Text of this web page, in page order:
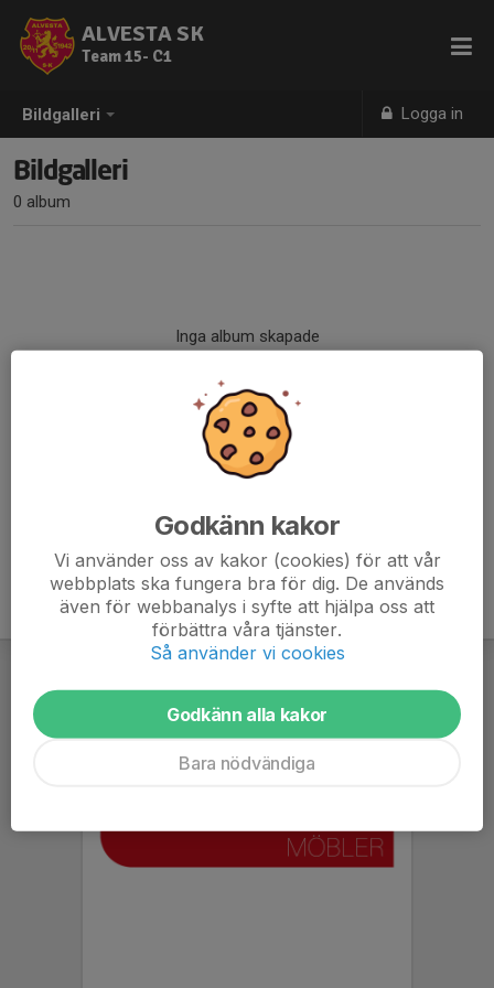
Bildgalleri Logga in
ALVESTA SK
Team 15- C1
Bildgalleri
0 album
Inga album skapade
Godkänn kakor
Vi använder oss av kakor (cookies) för att vår
webbplats ska fungera bra för dig. De används
även för webbanalys i syfte att hjälpa oss att
förbättra våra tjänster.
Så använder vi cookies
Godkänn alla kakor
Bara nödvändiga